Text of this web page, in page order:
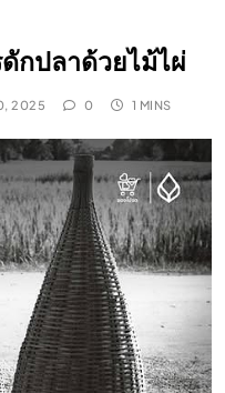
กปลาด้วยไม้ไผ่
2025 0 1 MINS